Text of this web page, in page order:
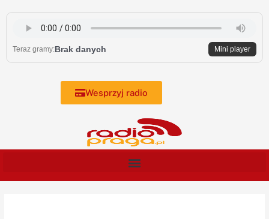
content
Teraz gramy:Brak danych Mini player
Wesprzyj radio